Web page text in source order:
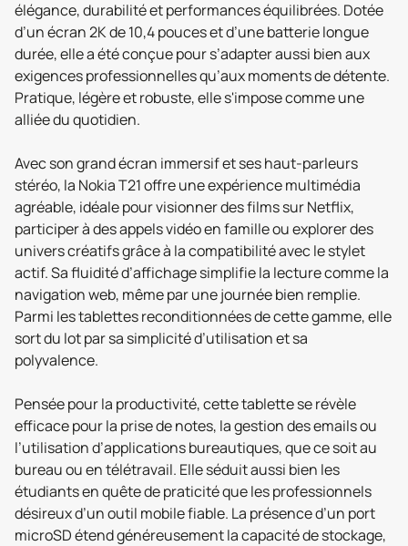
élégance, durabilité et performances équilibrées. Dotée
d’un écran 2K de 10,4 pouces et d’une batterie longue
durée, elle a été conçue pour s’adapter aussi bien aux
exigences professionnelles qu’aux moments de détente.
Pratique, légère et robuste, elle s'impose comme une
alliée du quotidien.
Avec son grand écran immersif et ses haut-parleurs
stéréo, la Nokia T21 offre une expérience multimédia
agréable, idéale pour visionner des films sur Netflix,
participer à des appels vidéo en famille ou explorer des
univers créatifs grâce à la compatibilité avec le stylet
actif. Sa fluidité d’affichage simplifie la lecture comme la
navigation web, même par une journée bien remplie.
Parmi les tablettes reconditionnées de cette gamme, elle
sort du lot par sa simplicité d’utilisation et sa
polyvalence.
Pensée pour la productivité, cette tablette se révèle
efficace pour la prise de notes, la gestion des emails ou
l’utilisation d’applications bureautiques, que ce soit au
bureau ou en télétravail. Elle séduit aussi bien les
étudiants en quête de praticité que les professionnels
désireux d’un outil mobile fiable. La présence d’un port
microSD étend généreusement la capacité de stockage,